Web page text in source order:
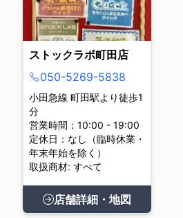
ストックラボ町田店
050-5269-5838
小田急線 町田駅より徒歩1
分
営業時間：10:00 - 19:00
定休日：なし（臨時休業・
年末年始を除く）
取扱商材: すべて
店舗詳細・地図